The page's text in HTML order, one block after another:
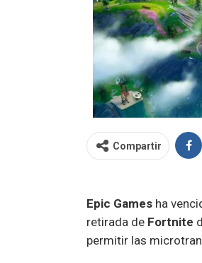
Compartir
Epic Games ha
retirada de Fortnite
permitir las